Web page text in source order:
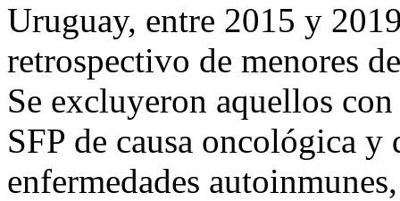
Uruguay, entre 2015 y
retrospectivo de menores
Se excluyeron aquellos
SFP de causa oncológica
enfermedades